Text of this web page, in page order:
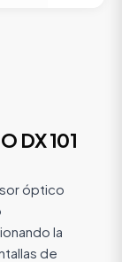
DX 101
óptico
la
de